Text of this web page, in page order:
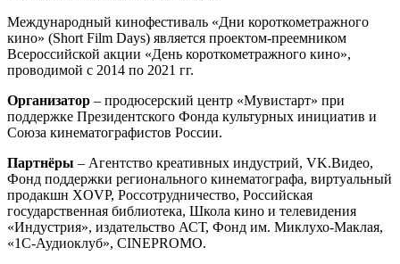
Международный кинофестиваль «Дни короткометражного
кино» (Short Film Days) является проектом-преемником
Всероссийской акции «День короткометражного кино»,
проводимой с 2014 по 2021 гг.
Организатор – продюсерский центр «Мувистарт» при
поддержке Президентского Фонда культурных инициатив и
Союза кинематографистов России.
Партнёры – Агентство креативных индустрий, VK.Видео,
Фонд поддержки регионального кинематографа, виртуальный
продакшн XОVP, Россотрудничество, Российская
государственная библиотека, Школа кино и телевидения
«Индустрия», издательство АСТ, Фонд им. Миклухо-Маклая,
«1С-Аудиоклуб», CINEPROMO.